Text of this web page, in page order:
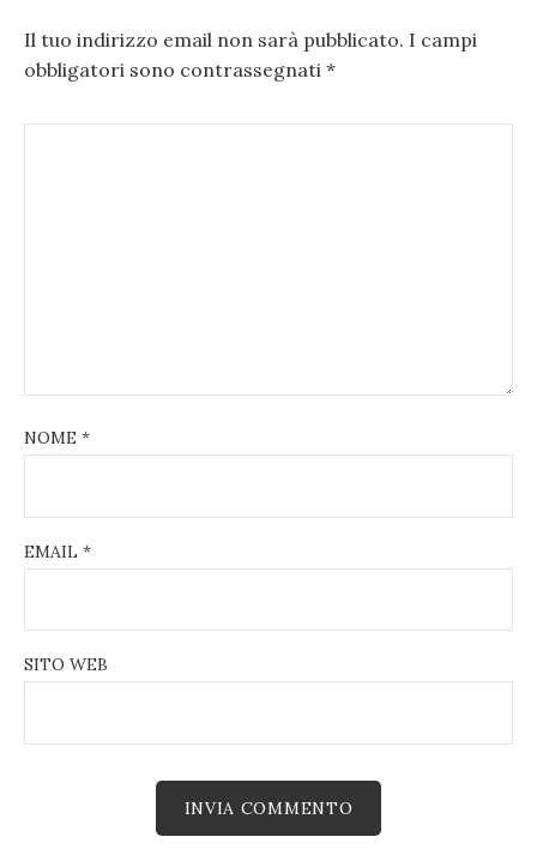
Il tuo indirizzo email non sarà pubblicato. I campi
obbligatori sono contrassegnati *
NOME *
EMAIL *
SITO WEB